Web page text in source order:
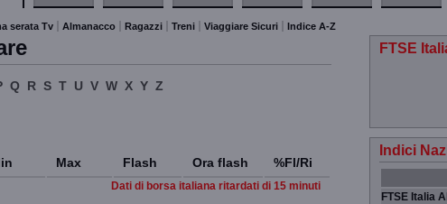
serata Tv Almanacco Ragazzi Treni Viaggiare Sicuri Indice A-Z
Q R S T U V W X Y Z
Max Flash Ora flash %Fl/Ri
Dati di borsa italiana ritardati di 15 minuti
FTSE
Indici
FTSE Italia